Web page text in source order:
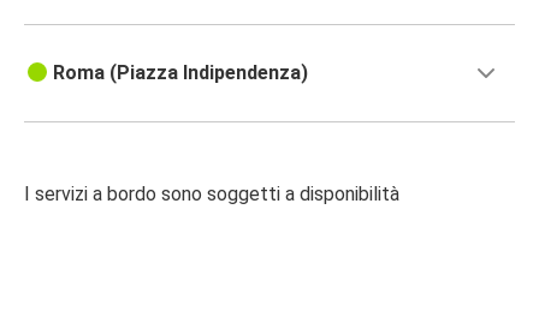
Roma (Piazza Indipendenza)
I servizi a bordo sono soggetti a disponibilità